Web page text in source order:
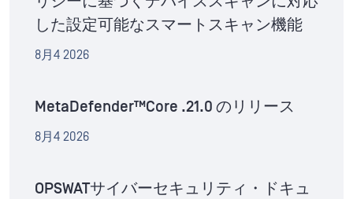
した設定可能なスマートスキャン機能
8月4 2026
MetaDefender™Core .21.0 のリリース
8月4 2026
OPSWATサイバーセキュリティ・ドキュ